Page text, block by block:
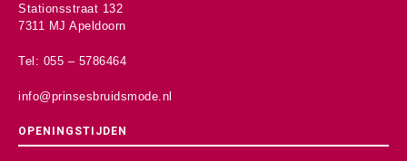
Stationsstraat 132
7311 MJ Apeldoorn
Tel: 055 – 5786464
info@prinsesbruidsmode.nl
OPENINGSTIJDEN